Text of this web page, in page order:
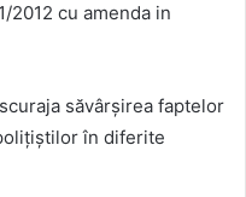
2012 cu amenda in
săvârșirea faptelor
în diferite